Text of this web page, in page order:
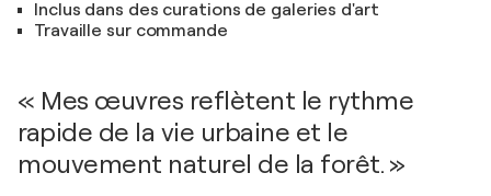
Inclus dans des curations de galeries d'art
Travaille sur commande
« Mes œuvres reflètent le rythme
rapide de la vie urbaine et le
mouvement naturel de la forêt. »